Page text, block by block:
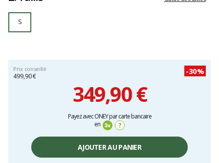
S
Prix conseillé
499,90 €
-30%
349,90 €
Payez avec ONEY par carte bancaire
en
?
AJOUTER AU PANIER